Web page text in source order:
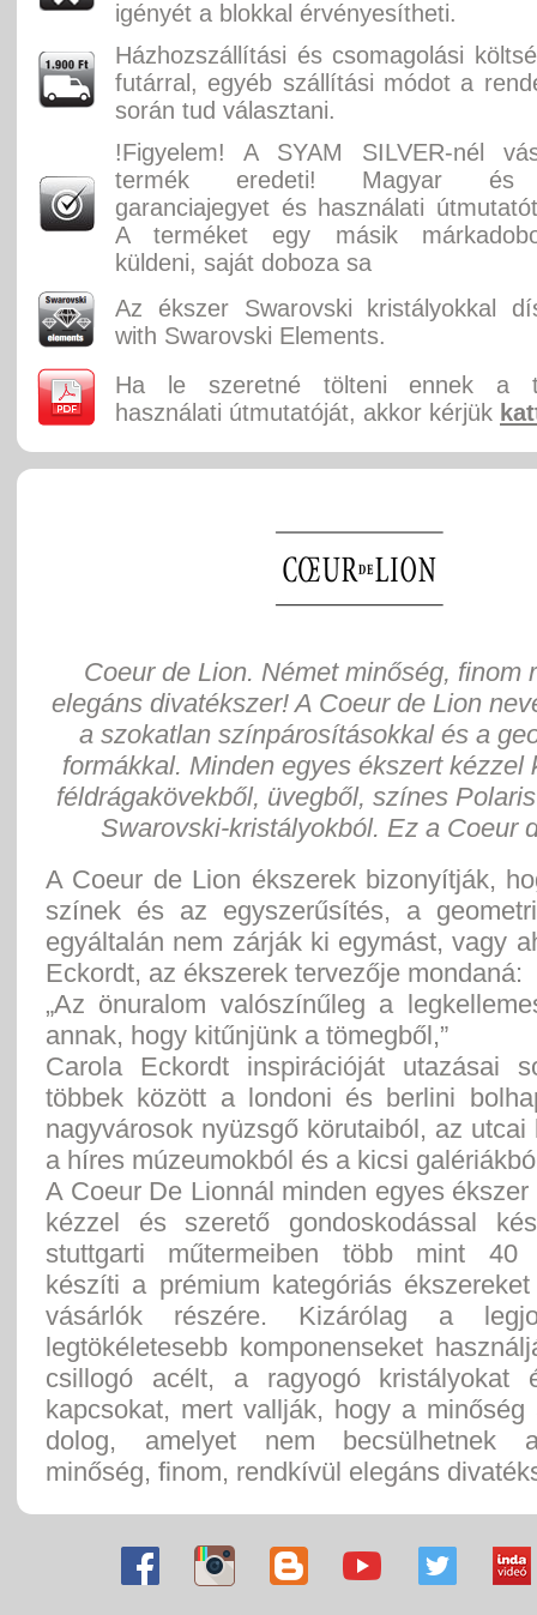
igényét a blokkal érvényesítheti.
Házhozszállítási és csomagolási
futárral, egyéb szállítási módot a
során tud választani.
!Figyelem! A SYAM SILVER-nél
termék eredeti! Magyar és
garanciajegyet és használati
A terméket egy másik
küldeni, saját doboza sa
Az ékszer Swarovski kristályokkal
with Swarovski Elements.
Ha le szeretné tölteni ennek a
használati útmutatóját, akkor kérjük
Coeur de Lion. Német minőség, finom
elegáns divatékszer! A Coeur de Lion
a szokatlan színpárosításokkal és a
formákkal. Minden egyes ékszert kézzel
féldrágakövekből, üvegből, színes
Swarovski-kristályokból. Ez a Coeur
A Coeur de Lion ékszerek bizonyítják,
színek és az egyszerűsítés, a
egyáltalán nem zárják ki egymást, vagy
Eckordt, az ékszerek tervezője mondaná:
„Az önuralom valószínűleg a
annak, hogy kitűnjünk a tömegből,”
Carola Eckordt inspirációját utazásai
többek között a londoni és berlini
nagyvárosok nyüzsgő körutaiból, az utcai
a híres múzeumokból és a kicsi
A Coeur De Lionnál minden egyes
kézzel és szerető gondoskodással
stuttgarti műtermeiben több mint 40
készíti a prémium kategóriás
vásárlók részére. Kizárólag a
legtökéletesebb komponenseket
csillogó acélt, a ragyogó kristályokat
kapcsokat, mert vallják, hogy a minőség
dolog, amelyet nem becsülhetnek
minőség, finom, rendkívül elegáns